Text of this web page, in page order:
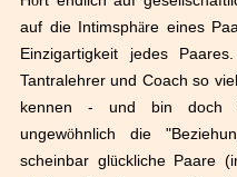
auf die Intimsphäre eines
Einzigartigkeit jedes
Tantralehrer und Coach so
kennen - und bin doch
ungewöhnlich die
scheinbar glückliche Paare